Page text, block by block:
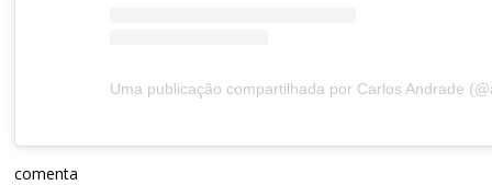
comenta